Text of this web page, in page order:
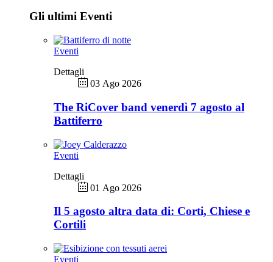
Gli ultimi Eventi
Eventi
Dettagli
03 Ago 2026
The RiCover band venerdì 7 agosto al
Battiferro
Eventi
Dettagli
01 Ago 2026
Il 5 agosto altra data di: Corti, Chiese e
Cortili
Eventi